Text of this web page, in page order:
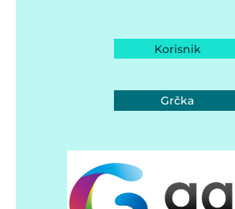
Korisnik
Grčka